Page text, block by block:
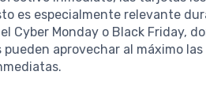
es especialmente relevante
Cyber Monday o Black Friday,
pueden aprovechar al máximo